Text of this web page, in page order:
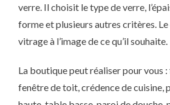
verre. Il choisit le type de verre,
forme et plusieurs autres critères.
vitrage à l’image de ce qu’il souhaite.
La boutique peut réaliser pour vous
fenêtre de toit, crédence de cuisine,